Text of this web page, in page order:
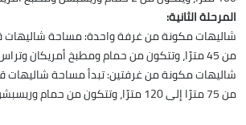
المرحلة الثانية:
شاليهات مكونة من غرفة واحدة: مساحة شاليهات
من 45 مترًا، وتتكون من حمام ومطبخ أمريكان وتراس.
شاليهات مكونة من غرفتين: تبدأ مساحة شاليهات
من 75 مترًا إلى 120 مترًا، وتتكون من حمام وريسبشن ومطبخ أمريكان.